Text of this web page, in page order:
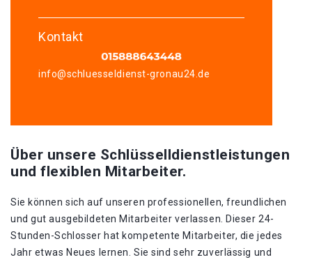
Kontakt
info@schluesseldienst-gronau24.de
Über unsere Schlüsselldienstleistungen
und flexiblen Mitarbeiter.
Sie können sich auf unseren professionellen, freundlichen
und gut ausgebildeten Mitarbeiter verlassen. Dieser 24-
Stunden-Schlosser hat kompetente Mitarbeiter, die jedes
Jahr etwas Neues lernen. Sie sind sehr zuverlässig und